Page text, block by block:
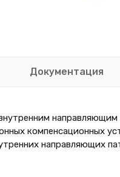
Документация
направляющим
компенсационных
направляющих